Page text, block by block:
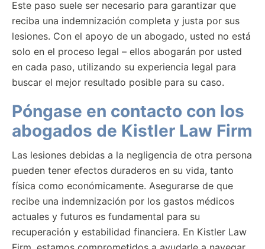
Este paso suele ser necesario para garantizar que
reciba una indemnización completa y justa por sus
lesiones. Con el apoyo de un abogado, usted no está
solo en el proceso legal – ellos abogarán por usted
en cada paso, utilizando su experiencia legal para
buscar el mejor resultado posible para su caso.
Póngase en contacto con los
abogados de Kistler Law Firm
Las lesiones debidas a la negligencia de otra persona
pueden tener efectos duraderos en su vida, tanto
física como económicamente. Asegurarse de que
recibe una indemnización por los gastos médicos
actuales y futuros es fundamental para su
recuperación y estabilidad financiera. En Kistler Law